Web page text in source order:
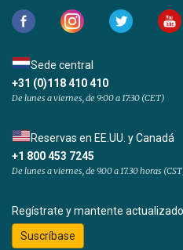
Sede central
+31 (0)118 410 410
De lunes a viernes, de 9:00 a 17:30 (CET)
Reservas en EE.UU. y Canadá
+1 800 453 7245
De lunes a viernes, de 9.00 a 17.30 horas
Regístrate y mantente
Suscríbase